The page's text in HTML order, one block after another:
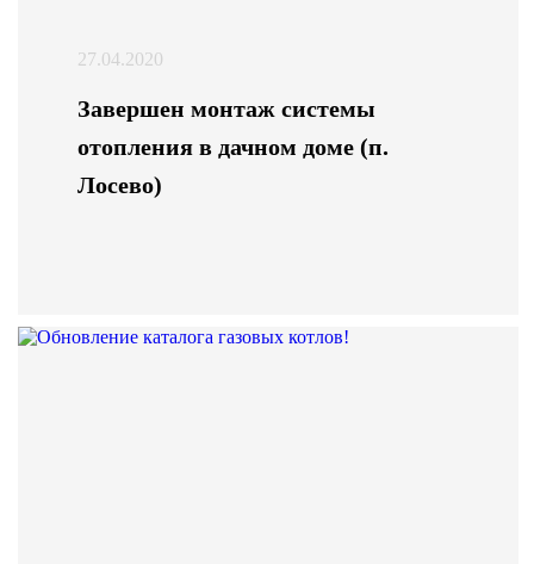
27.04.2020
Завершен монтаж системы
отопления в дачном доме (п.
Лосево)